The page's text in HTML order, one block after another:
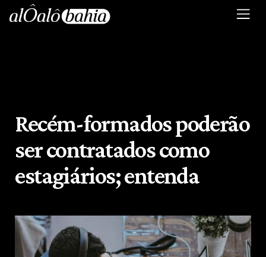
Recém-formados poderão
ser contratados como
estagiários; entenda